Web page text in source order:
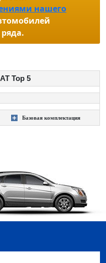
нашего
Top 5
Базовая комплектация